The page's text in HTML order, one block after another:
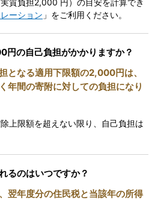
質負担2,000 円）の目安を計算でき
ーション 」をご利用ください。
円の自己負担がかかりますか？
となる適用下限額の2,000円は、
年間の寄附に対しての負担になり
上限額を超えない限り、自己負担は
るのはいつですか？
翌年度分の住民税と当該年の所得